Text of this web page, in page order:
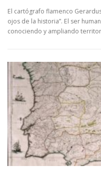
El cartógrafo flamenco
ojos de la historia”. El ser
conociendo y ampliando